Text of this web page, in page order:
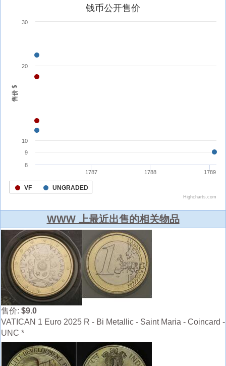
WWW 上最近出售的相关物品
售价: $9.0
VATICAN 1 Euro 2025 R - Bi Metallic - Saint Maria - Coincard -
UNC *